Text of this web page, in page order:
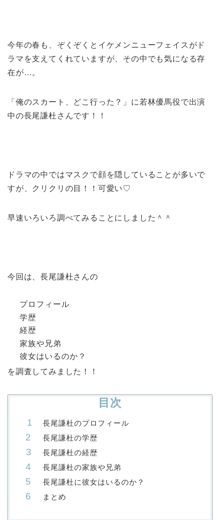
今年の春も、ぞくぞくとイケメンニューフェイスがド
ラマを支えてくれていますが、その中でも気になる存
在が…。
「俺のスカート、どこ行った？」に若林優馬役で出演
中の長尾謙杜さんです！！
ドラマの中ではマスクで顔を隠していることが多いで
すが、クリクリの目！！可愛い♡
早速いろいろ調べてみることにしました＾＾
今回は、長尾謙杜さんの
プロフィール
学歴
経歴
家族や兄弟
彼女はいるのか？
を調査してみました！！
目次
長尾謙杜のプロフィール
長尾謙杜の学歴
長尾謙杜の経歴
長尾謙杜の家族や兄弟
長尾謙杜に彼女はいるのか？
まとめ